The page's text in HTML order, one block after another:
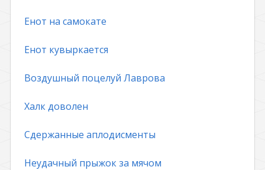
Енот на самокате
Енот кувыркается
Воздушный поцелуй Лаврова
Халк доволен
Сдержанные аплодисменты
Неудачный прыжок за мячом